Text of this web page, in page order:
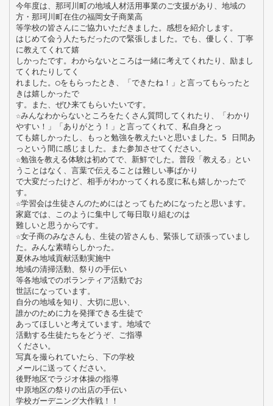
今年度は、那珂川町の地域人材活用事業のご支援があり、地域の
方・那珂川町在住の福岡女子商業高
等学校の皆さんにご協力いただきました。感想を紹介します。
はじめて会う人たちだったので緊張しました。でも、優しく、丁寧
に教えてくれて嬉
しかったです。わからないところは一緒に考えてくれたり、励まし
てくれたりしてく
れました。○をもらったとき、「できたね！」と言ってもらったと
きは嬉しかったで
す。また、ぜひ来てもらいたいです。
☆みんなわからないところをたくさん質問してくれたり、「わかり
やすい！」「ありがとう！」と言ってくれて、私自身とっ
ても嬉しかったし、もっと勉強を教えたいと思いました。5 日間あ
っという間に感じました。また参加させてください。
☆勉強を教える体験は初めてで、新鮮でした。普段「教える」とい
うことはなく、言葉で伝えることは難しい事ばかり
で大変だったけど、相手がわかってくれる度に私も嬉しかったで
す。
☆学習会は生徒さんのためにはとってもためになったと思います。
家庭では、このように集中して毎日取り組むのは
難しいと思うからです。
☆女子商のみなさんも、生徒の皆さんも、緊張して頑張っていまし
た。みんな素晴らしかった。
夏休み地域貢献活動実施中
地域の清掃活動、祭りの手伝い
等各地域でのボランティア活動でお
世話になっています。
自分の地域を知り、大切に思い、
誰かのために力を発揮できる生徒で
あってほしいと考えています。地域で
活動する生徒たちをどうぞ、ご指導
ください。
写真を撮られていたら、下の学校
メールに送ってください。
後野地区でラジオ体操の指導
中原地区の祭りの出店の手伝い
学校ガーデニング大作戦！！